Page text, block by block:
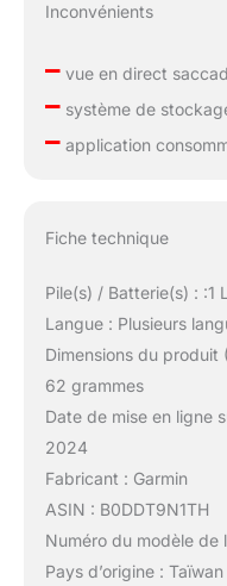
Inconvénients
–vue en direct
–système de
–application
Fiche technique
Pile(s) / Batterie(s) : :1
Langue : Plusieurs
Dimensions du
62 grammes
Date de mise en ligne
2024
Fabricant : Garmin
ASIN : B0DDT9N1TH
Numéro du modèle de
Pays d’origine : Taïwan